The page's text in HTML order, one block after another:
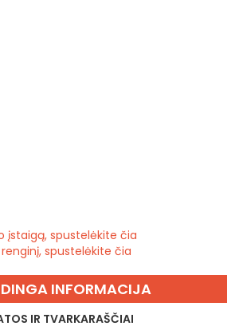
įstaigą, spustelėkite čia
spustelėkite čia
INFORMACIJA
IR TVARKARAŠČIAI